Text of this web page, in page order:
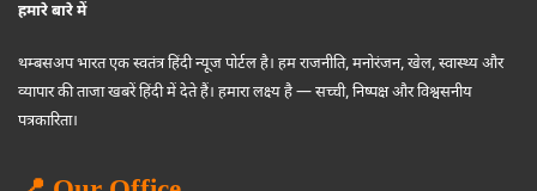
हमारे बारे में
थम्बसअप भारत एक स्वतंत्र हिंदी न्यूज पोर्टल है। हम राजनीति, मनोरंजन, खेल, स्वास्थ्य और
व्यापार की ताजा खबरें हिंदी में देते हैं। हमारा लक्ष्य है — सच्ची, निष्पक्ष और विश्वसनीय
पत्रकारिता।